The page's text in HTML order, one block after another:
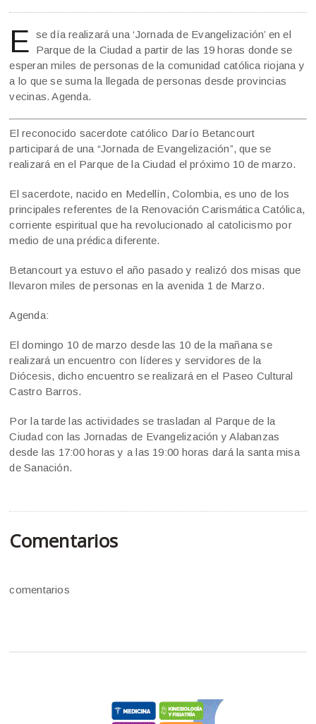
E se día realizará una ‘Jornada de Evangelización’ en el
Parque de la Ciudad a partir de las 19 horas donde se
esperan miles de personas de la comunidad católica riojana y
a lo que se suma la llegada de personas desde provincias
vecinas. Agenda.
El reconocido sacerdote católico Darío Betancourt
participará de una “Jornada de Evangelización”, que se
realizará en el Parque de la Ciudad el próximo 10 de marzo.
El sacerdote, nacido en Medellín, Colombia, es uno de los
principales referentes de la Renovación Carismática Católica,
corriente espiritual que ha revolucionado al catolicismo por
medio de una prédica diferente.
Betancourt ya estuvo el año pasado y realizó dos misas que
llevaron miles de personas en la avenida 1 de Marzo.
Agenda:
El domingo 10 de marzo desde las 10 de la mañana se
realizará un encuentro con líderes y servidores de la
Diócesis, dicho encuentro se realizará en el Paseo Cultural
Castro Barros.
Por la tarde las actividades se trasladan al Parque de la
Ciudad con las Jornadas de Evangelización y Alabanzas
desde las 17:00 horas y a las 19:00 horas dará la santa misa
de Sanación.
Comentarios
comentarios